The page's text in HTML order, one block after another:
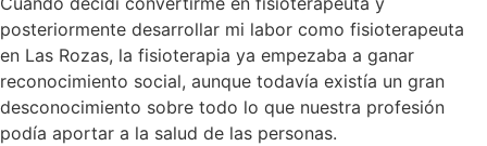
posteriormente desarrollar mi labor como fisioterapeuta
en Las Rozas, la fisioterapia ya empezaba a ganar
reconocimiento social, aunque todavía existía un gran
desconocimiento sobre todo lo que nuestra profesión
podía aportar a la salud de las personas.